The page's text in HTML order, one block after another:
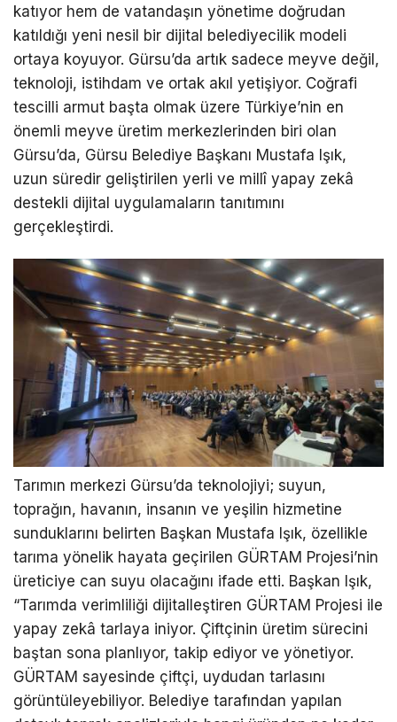
katıyor hem de vatandaşın yönetime doğrudan
katıldığı yeni nesil bir dijital belediyecilik modeli
ortaya koyuyor. Gürsu’da artık sadece meyve değil,
teknoloji, istihdam ve ortak akıl yetişiyor. Coğrafi
tescilli armut başta olmak üzere Türkiye’nin en
önemli meyve üretim merkezlerinden biri olan
Gürsu’da, Gürsu Belediye Başkanı Mustafa Işık,
uzun süredir geliştirilen yerli ve millî yapay zekâ
destekli dijital uygulamaların tanıtımını
gerçekleştirdi.
Tarımın merkezi Gürsu’da teknolojiyi; suyun,
toprağın, havanın, insanın ve yeşilin hizmetine
sunduklarını belirten Başkan Mustafa Işık, özellikle
tarıma yönelik hayata geçirilen GÜRTAM Projesi’nin
üreticiye can suyu olacağını ifade etti. Başkan Işık,
“Tarımda verimliliği dijitalleştiren GÜRTAM Projesi ile
yapay zekâ tarlaya iniyor. Çiftçinin üretim sürecini
baştan sona planlıyor, takip ediyor ve yönetiyor.
GÜRTAM sayesinde çiftçi, uydudan tarlasını
görüntüleyebiliyor. Belediye tarafından yapılan